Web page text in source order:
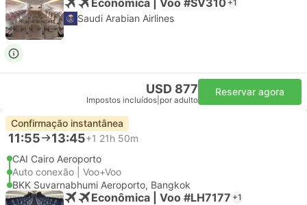
+1
Saudi Arabian Airlines
USD 877
Impostos incluídos por adulto
Reservar agora
Confirmação instantânea
11:55 13:45+1 21h 50m
CAI Cairo Aeroporto
Auto conexão | Voo+Voo
BKK Suvarnabhumi Aeroporto, Bangkok
Econômica | Voo #LH7177 +1